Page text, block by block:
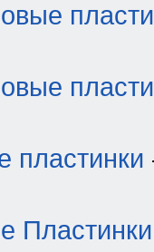
пластинки
Пластинки